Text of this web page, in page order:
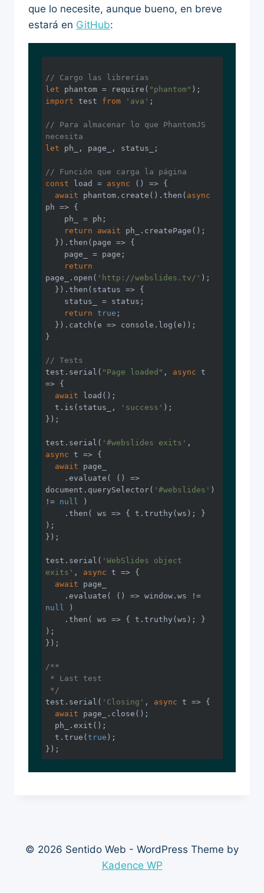
que lo necesite, aunque bueno, en breve
estará en GitHub:
// Cargo las librerías
let phantom = require ( "phantom"
import test from 'ava' ;
// Para almacenar lo que PhantomJS
necesita
let ph_, page_, status_;
// Función que carga la página
const load = async () => {
await phantom.create().then( async
ph => {
return
await ph_.createPage();
  }).then(
page => {
return
page_.open( 'http://webslides.tv/' );
  }).then(
status => {
return true ;
  }).catch(
e => console .log(e));
}
// Tests
test.serial( "Page loaded" , async t
=> {
await load();
  t.is(status_,
'success' );
});
test.serial( '#webslides exits'
async t => {
await page_
    .evaluate(
()
=>
document .querySelector( '#webslides' )
!= null )
    .then(
ws => { t.truthy(ws); }
);
});
test.serial( 'WebSlides object
exits' , async t => {
await page_
    .evaluate(
() => window
.ws !=
null )
    .then(
ws => { t.truthy(ws); }
);
});
/**
*/
test.serial( 'Closing' , async t => {
await page_.close();
  t.true(
true );
© 2026 Sentido Web - WordPress Theme by
Kadence WP